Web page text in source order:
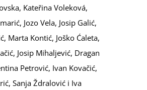
Kateřina Voleková,
Jozo Vela, Josip Galić,
Marta Kontić, Joško Ćaleta,
Josip Mihaljević, Dragan
Petrović, Ivan Kovačić,
Sanja Ždralović i Iva